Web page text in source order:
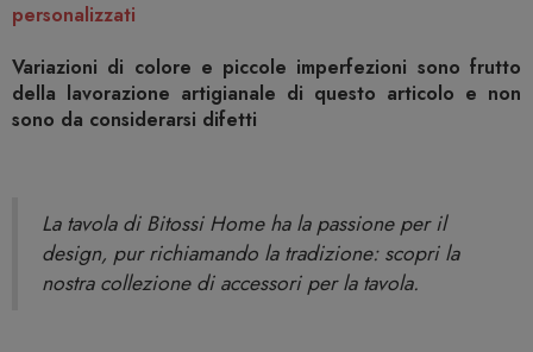
personalizzati
Variazioni di colore e piccole imperfezioni sono frutto
della lavorazione artigianale di questo articolo e non
sono da considerarsi difetti
La tavola di Bitossi Home ha la passione per il
design, pur richiamando la tradizione: scopri la
nostra collezione di accessori per la tavola.